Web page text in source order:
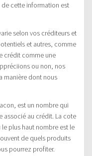
de cette information est
selon vos créditeurs et
et autres, comme
crédit comme une
ou non, nos
manière dont nous
est un nombre qui
associé au crédit. La cote
plus haut nombre est le
de quels produits
pourrez profiter.